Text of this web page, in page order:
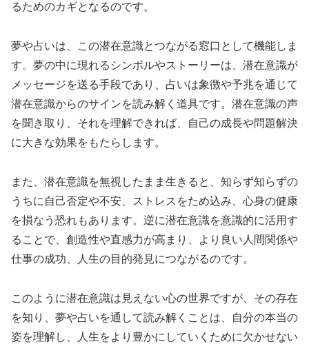
るためのカギとなるのです。
夢や占いは、この潜在意識とつながる窓口として機能しま
す。夢の中に現れるシンボルやストーリーは、潜在意識が
メッセージを送る手段であり、占いは象徴や予兆を通じて
潜在意識からのサインを読み解く道具です。潜在意識の声
を聞き取り、それを理解できれば、自己の成長や問題解決
に大きな効果をもたらします。
また、潜在意識を無視したまま生きると、知らず知らずの
うちに自己否定や不安、ストレスをため込み、心身の健康
を損なう恐れもあります。逆に潜在意識を意識的に活用す
ることで、創造性や直感力が高まり、より良い人間関係や
仕事の成功、人生の目的発見につながるのです。
このように潜在意識は見えない心の世界ですが、その存在
を知り、夢や占いを通して読み解くことは、自分の本当の
姿を理解し、人生をより豊かにしていくために欠かせない